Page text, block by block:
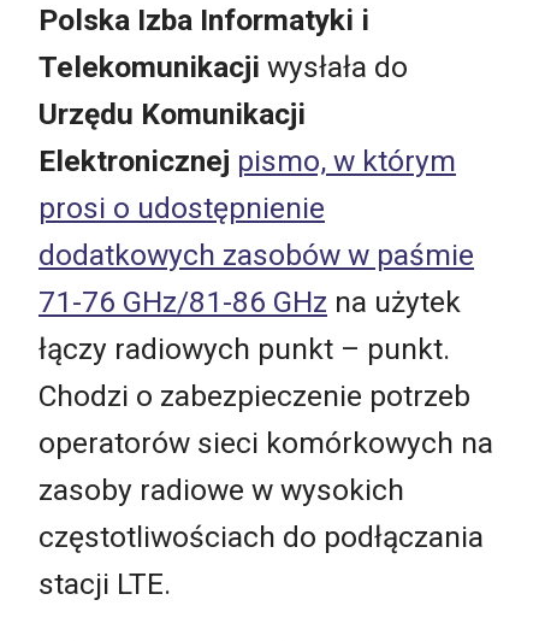
Polska Izba Informatyki i
Telekomunikacji wysłała do
Urzędu Komunikacji
Elektronicznej pismo, w którym
prosi o udostępnienie
dodatkowych zasobów w paśmie
71-76 GHz/81-86 GHz na użytek
łączy radiowych punkt – punkt.
Chodzi o zabezpieczenie potrzeb
operatorów sieci komórkowych na
zasoby radiowe w wysokich
częstotliwościach do podłączania
stacji LTE.